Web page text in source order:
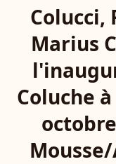
Colucci,
Marius
Coluche
Mousse/